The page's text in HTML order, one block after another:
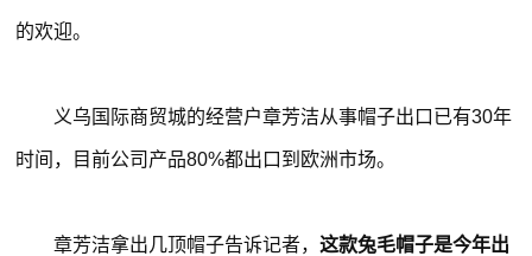
的欢迎。
义乌国际商贸城的经营户章芳洁从事帽子出口已有30年
时间，目前公司产品80%都出口到欧洲市场。
章芳洁拿出几顶帽子告诉记者，这款兔毛帽子是今年出